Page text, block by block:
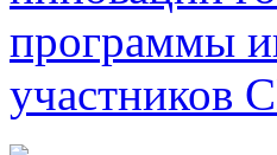
программы
участников